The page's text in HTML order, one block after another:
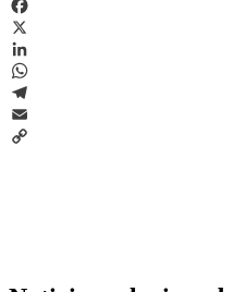
Facebook
X
LinkedIn
WhatsApp
Telegram
Email